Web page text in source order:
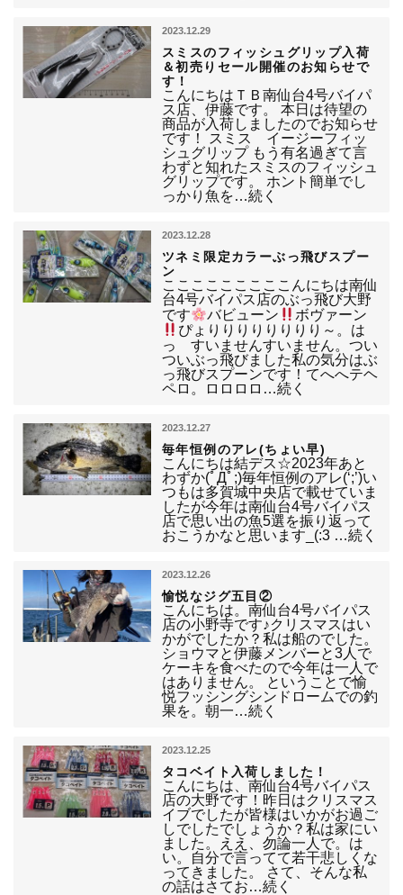
2023.12.29
スミスのフィッシュグリップ入荷
＆初売りセール開催のお知らせで
す！
こんにちはＴＢ南仙台4号バイパ
ス店、伊藤です。 本日は待望の
商品が入荷しましたのでお知らせ
です！ スミス イージーフィッ
シュグリップ もう有名過ぎて言
わずと知れたスミスのフィッシュ
グリップです。 ホント簡単でし
っかり魚を…続く
2023.12.28
ツネミ限定カラーぶっ飛びスプー
ン
こここここここここんにちは南仙
台4号バイパス店のぶっ飛び大野
です
バビューン
ボヴァーン
ぴょりりりりりりりり～。は
っ すいませんすいません。つい
ついぶっ飛びました私の気分はぶ
っ飛びスプーンです！てへへテヘ
ペロ。ロロロロ…続く
2023.12.27
毎年恒例のアレ(ちょい早)
こんにちは結デス☆2023年あと
わずか(ﾟДﾟ;)毎年恒例のアレ(‘;’)い
つもは多賀城中央店で載せていま
したが今年は南仙台4号バイパス
店で思い出の魚5選を振り返って
おこうかなと思います_(:3 …続く
2023.12.26
愉悦なジグ五目②
こんにちは。南仙台4号バイパス
店の小野寺です♪クリスマスはい
かがでしたか？私は船のでした。
ショウマと伊藤メンバーと3人で
ケーキを食べたので今年は一人で
はありません。 ということで愉
悦フッシングシンドロームでの釣
果を。朝一…続く
2023.12.25
タコベイト入荷しました！
こんにちは、南仙台4号バイパス
店の大野です！昨日はクリスマス
イブでしたが皆様はいかがお過ご
しでしたでしょうか？私は家にい
ました。ええ、勿論一人で。は
い。自分で言ってて若干悲しくな
ってきました。 さて、そんな私
の話はさてお…続く